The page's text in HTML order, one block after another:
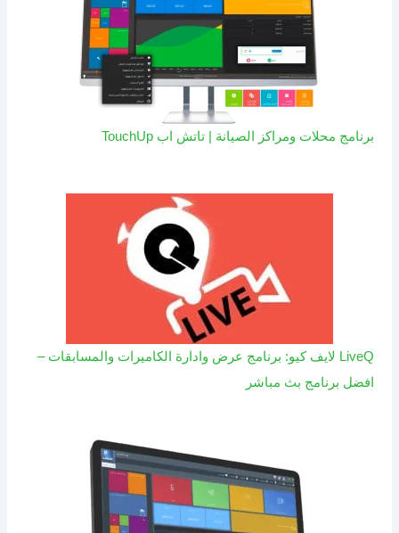
برنامج محلات ومراكز الصيانة | تاتش اب TouchUp
LiveQ لايف كيو: برنامج عرض وادارة الكاميرات والمسابقات –
افضل برنامج بث مباشر